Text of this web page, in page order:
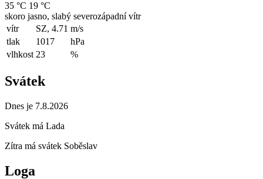
35 °C 19 °C
skoro jasno, slabý severozápadní vítr
vítr
SZ, 4.71 m/s
tlak
1017
hPa
vlhkost 23 %
Svátek
Dnes je 7.8.2026
Svátek má Lada
Zítra má svátek Soběslav
Loga